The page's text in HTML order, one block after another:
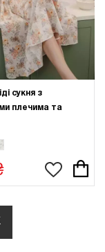
сукня з
плечима та